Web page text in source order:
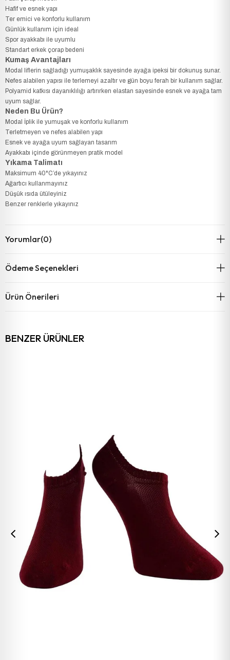
Hafif ve esnek yapı
Ter emici ve konforlu kullanım
Günlük kullanım için ideal
Spor ayakkabı ile uyumlu
Standart erkek çorap bedeni
Kumaş Avantajları
Modal liflerin sağladığı yumuşaklık sayesinde ayağa ipeksi bir dokunuş sunar.
Nefes alabilen yapısı ile terlemeyi azaltır ve gün boyu ferah bir kullanım sağlar.
Polyamid katkısı dayanıklılığı artırırken elastan sayesinde esnek ve ayağa tam
uyum sağlar.
Neden Bu Ürün?
Modal İplik ile yumuşak ve konforlu kullanım
Terletmeyen ve nefes alabilen yapı
Esnek ve ayağa uyum sağlayan tasarım
Ayakkabı içinde görünmeyen pratik model
Yıkama Talimatı
Maksimum 40°C’de yıkayınız
Ağartıcı kullanmayınız
Düşük ısıda ütüleyiniz
Benzer renklerle yıkayınız
Yorumlar(0)
Ödeme Seçenekleri
Ürün Önerileri
BENZER ÜRÜNLER